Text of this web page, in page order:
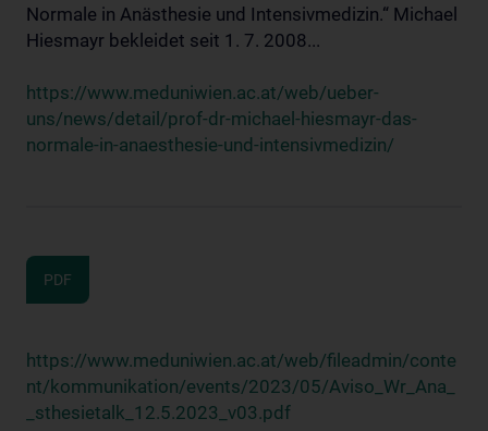
Normale in Anästhesie und Intensivmedizin.“ Michael
Hiesmayr bekleidet seit 1. 7. 2008...
https://www.meduniwien.ac.at/web/ueber-
uns/news/detail/prof-dr-michael-hiesmayr-das-
normale-in-anaesthesie-und-intensivmedizin/
PDF
https://www.meduniwien.ac.at/web/fileadmin/conte
nt/kommunikation/events/2023/05/Aviso_Wr_Ana_
_sthesietalk_12.5.2023_v03.pdf